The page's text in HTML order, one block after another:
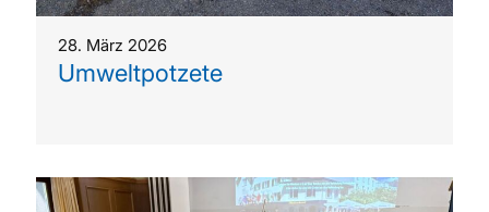
28. März 2026
Umweltpotzete